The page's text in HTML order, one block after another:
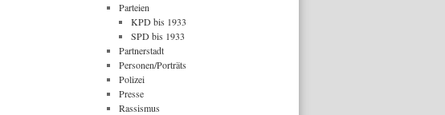
Parteien
KPD bis 1933
SPD bis 1933
Partnerstadt
Personen/Porträts
Polizei
Presse
Rassismus